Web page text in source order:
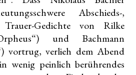
Abschieds-,
Gedichte von Rilke
und Bachmann
vortrug, verlieh dem Abend
wenig peinlich berührendes